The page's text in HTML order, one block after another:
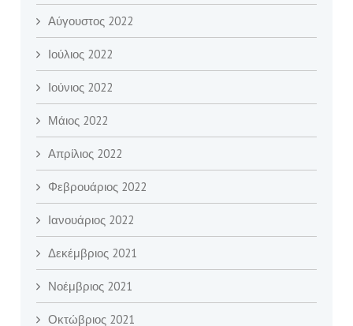
Αύγουστος 2022
Ιούλιος 2022
Ιούνιος 2022
Μάιος 2022
Απρίλιος 2022
Φεβρουάριος 2022
Ιανουάριος 2022
Δεκέμβριος 2021
Νοέμβριος 2021
Οκτώβριος 2021